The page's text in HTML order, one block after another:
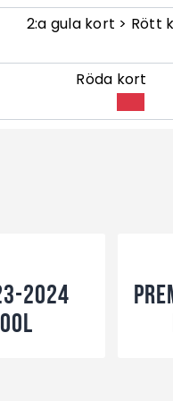
2:a gula kort > Rött
Röda kort
2024